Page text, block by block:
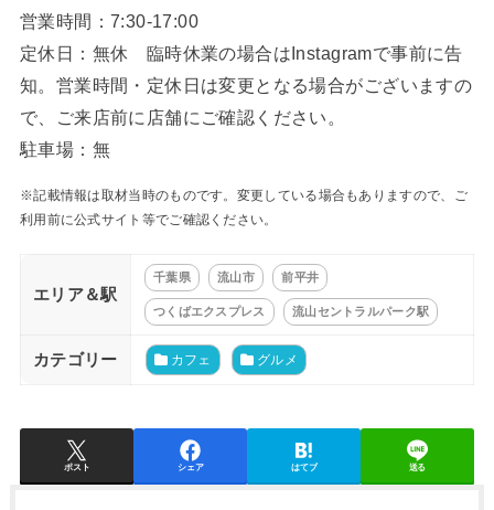
営業時間：7:30-17:00
定休日：無休 臨時休業の場合はInstagramで事前に告
知。営業時間・定休日は変更となる場合がございますの
で、ご来店前に店舗にご確認ください。
駐車場：無
※記載情報は取材当時のものです。変更している場合もありますので、ご
利用前に公式サイト等でご確認ください。
エリア＆駅
千葉県 流山市 前平井
つくばエクスプレス 流山セントラルパーク駅
カテゴリー カフェ グルメ
ポスト シェア はてブ 送る